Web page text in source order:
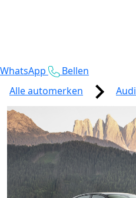
WhatsApp
Bellen
Alle automerken
Audi